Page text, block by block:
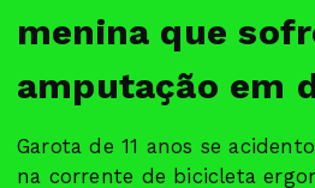
menina que
amputação em
Garota de 11 anos se
na corrente de bicicleta